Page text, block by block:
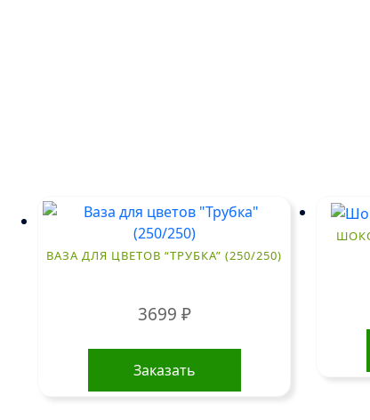
ВАЗА ДЛЯ ЦВЕТОВ “ТРУБКА” (250/250)
3699 ₽
Заказать